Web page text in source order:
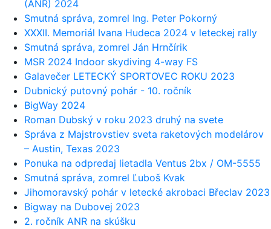
(ANR) 2024
Smutná správa, zomrel Ing. Peter Pokorný
XXXII. Memoriál Ivana Hudeca 2024 v leteckej rally
Smutná správa, zomrel Ján Hrnčírik
MSR 2024 Indoor skydiving 4-way FS
Galavečer LETECKÝ SPORTOVEC ROKU 2023
Dubnický putovný pohár - 10. ročník
BigWay 2024
Roman Dubský v roku 2023 druhý na svete
Správa z Majstrovstiev sveta raketových modelárov
– Austin, Texas 2023
Ponuka na odpredaj lietadla Ventus 2bx / OM-5555
Smutná správa, zomrel Ľuboš Kvak
Jihomoravský pohár v letecké akrobaci Břeclav 2023
Bigway na Dubovej 2023
2. ročník ANR na skúšku